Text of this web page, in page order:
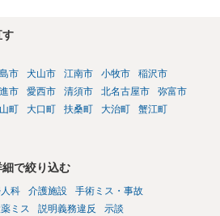
場合には、よくて５分５分というところ
たとしても弟さんに資力がないと具体的
んので、弟さんの財産への事前の仮差押
る弁護士の方にご相談いただくことをお
す
市 犬山市 江南市 小牧市
稲沢市
市 愛西市 清須市 北名古屋市
弥富市
町 大口町 扶桑町 大治町
蟹江町
で絞り込む
科 介護施設
手術ミス・事故
ミス 説明義務違反
示談